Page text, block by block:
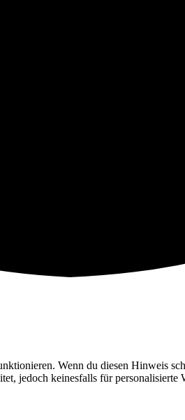
Wenn du diesen Hinweis
jedoch keinesfalls für personalisierte